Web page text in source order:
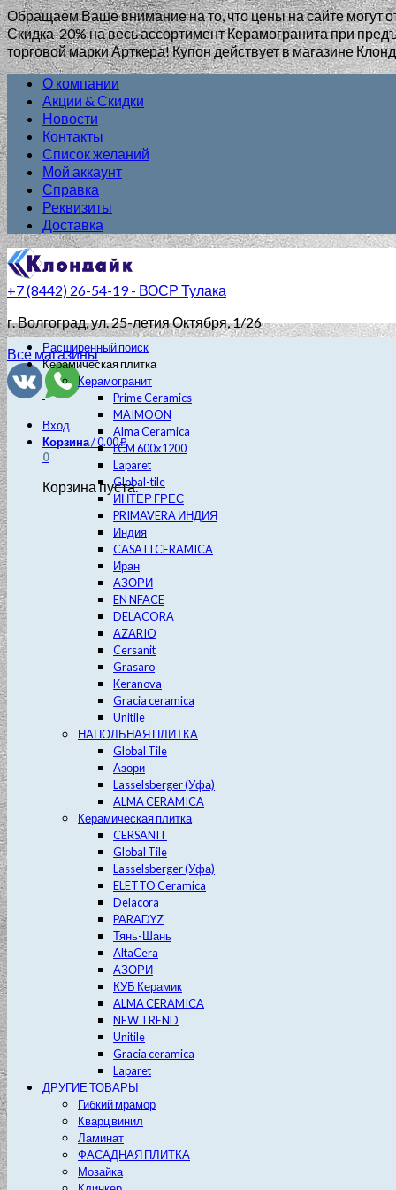
Обращаем Ваше внимание на то, что цены на сайте могут
Скидка-20% на весь ассортимент Керамогранита при
торговой марки Арткера! Купон действует в магазине
О компании
Акции & Скидки
Новости
Контакты
Список желаний
Мой аккаунт
Справка
Реквизиты
Доставка
+7 (8442) 26-54-19 - ВОСР Тулака
г. Волгоград, ул. 25-летия Октября, 1/26
Все магазины
Вход
Корзина/0.00₽
0
Корзина пуста.
Расширенный поиск
Керамическая плитка
Керамогранит
Prime Ceramics
MAIMOON
Alma Ceramica
LCM 600х1200
Laparet
Global-tile
ИНТЕР ГРЕС
PRIMAVERA ИНДИЯ
Индия
CASATI CERAMICA
Иран
АЗОРИ
EN NFACE
DELACORA
AZARIO
Cersanit
Grasaro
Keranova
Gracia ceramica
Unitile
НАПОЛЬНАЯ ПЛИТКА
Global Tile
Азори
Lasselsberger (Уфа)
ALMA CERAMICA
Керамическая плитка
CERSANIT
Global Tile
Lasselsberger (Уфа)
ELETTO Ceramica
Delacora
PARADYZ
Тянь-Шань
AltaCera
АЗОРИ
КУБ Керамик
ALMA CERAMICA
NEW TREND
Unitile
Gracia ceramica
Laparet
ДРУГИЕ ТОВАРЫ
Гибкий мрамор
Кварц винил
Ламинат
ФАСАДНАЯ ПЛИТКА
Мозайка